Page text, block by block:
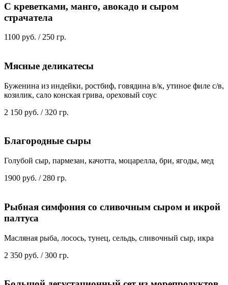
С креветками, манго, авокадо и сыром
страчатела
1100 руб. / 250 гр.
Мясные деликатесы
Буженина из индейки, ростбиф, говядина в/к, утиное филе с/в,
козилик, сало конская грива, ореховый соус
2 150 руб. / 320 гр.
Благородные сыры
Голубой сыр, пармезан, качотта, моцарелла, бри, ягоды, мед
1900 руб. / 280 гр.
Рыбная симфония со сливочным сыром и икрой
палтуса
Масляная рыба, лосось, тунец, сельдь, сливочный сыр, икра
2 350 руб. / 300 гр.